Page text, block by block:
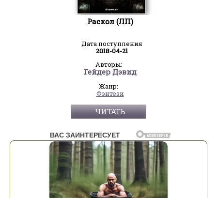
Раскол (ЛП)
Дата поступления
2018-04-21
Авторы:
Гейдер Дэвид
Жанр:
Фэнтези
ЧИТАТЬ